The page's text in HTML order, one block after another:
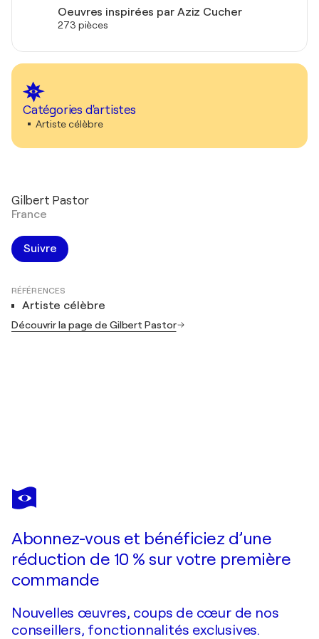
Oeuvres inspirées par Aziz Cucher
273 pièces
Catégories d'artistes
Artiste célèbre
Gilbert Pastor
France
Suivre
RÉFÉRENCES
Artiste célèbre
Découvrir la page de Gilbert Pastor
GILBERT PASTOR
Lac de Montagne en soirée
Abonnez-vous et bénéficiez d’une
réduction de 10 % sur votre première
commande
Nouvelles œuvres, coups de cœur de nos
conseillers, fonctionnalités exclusives.